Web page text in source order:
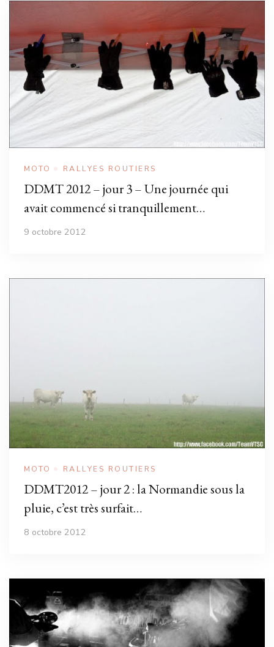
MOTO RALLYES ROUTIERS
DDMT 2012 – jour 3 – Une journée qui
avait commencé si tranquillement…
9 octobre 2012
MOTO RALLYES ROUTIERS
DDMT2012 – jour 2 : la Normandie sous la
pluie, c’est très surfait…
8 octobre 2012